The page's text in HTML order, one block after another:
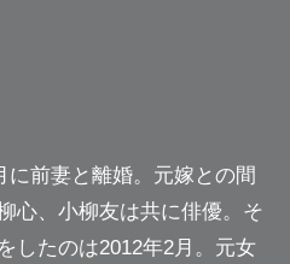
に前妻と離婚。元嫁との間
心、小柳友は共に俳優。そ
したのは2012年2月。元女